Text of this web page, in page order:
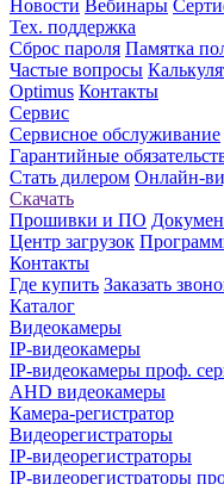
Новости Вебинары
Тех. поддержка
Сброс пароля Памятка
Частые вопросы
Optimus Контакты
Сервис
Сервисное обслуживание
Гарантийные
Стать дилером Онлайн-
Скачать
Прошивки и ПО
Центр загрузок
Контакты
Где купить Заказать
Каталог
Видеокамеры
IP-видеокамеры
IP-видеокамеры проф.
AHD видеокамеры
Камера-регистратор
Видеорегистраторы
IP-видеорегистраторы
IP-видеорегистраторы